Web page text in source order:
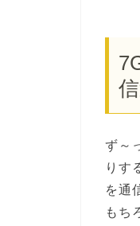
ず～
りす
を通
もち